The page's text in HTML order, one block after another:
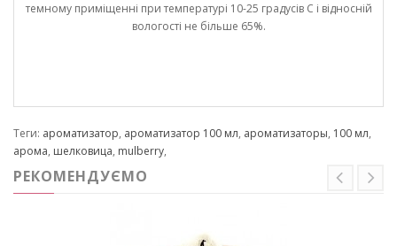
темному приміщенні при температурі 10-25 градусів С і відносній
вологості не більше 65%.
Теги: ароматизатор, ароматизатор 100 мл, ароматизаторы, 100 мл,
арома, шелковица, mulberry,
РЕКОМЕНДУЄМО